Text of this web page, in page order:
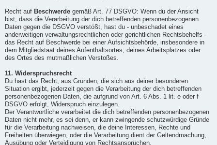
Recht auf Beschwerde gemäß Art. 77 DSGVO: Wenn du der Ansicht
bist, dass die Verarbeitung der dich betreffenden personenbezogenen
Daten gegen die DSGVO verstößt, hast du - unbeschadet eines
anderweitigen verwaltungsrechtlichen oder gerichtlichen Rechtsbehelfs -
das Recht auf Beschwerde bei einer Aufsichtsbehörde, insbesondere in
dem Mitgliedstaat deines Aufenthaltsortes, deines Arbeitsplatzes oder
des Ortes des mutmaßlichen Verstoßes.
11. Widerspruchsrecht
Du hast das Recht, aus Gründen, die sich aus deiner besonderen
Situation ergibt, jederzeit gegen die Verarbeitung der dich betreffenden
personenbezogenen Daten, die aufgrund von Art. 6 Abs. 1 lit. e oder f
DSGVO erfolgt, Widerspruch einzulegen.
Der Verantwortliche verarbeitet die dich betreffenden personenbezogenen
Daten nicht mehr, es sei denn, er kann zwingende schutzwürdige Gründe
für die Verarbeitung nachweisen, die deine Interessen, Rechte und
Freiheiten überwiegen, oder die Verarbeitung dient der Geltendmachung,
Ausübung oder Verteidigung von Rechtsansprüchen.